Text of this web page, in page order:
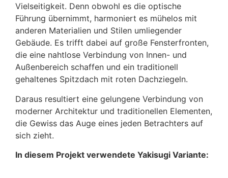
Vielseitigkeit. Denn obwohl es die optische
Führung übernimmt, harmoniert es mühelos mit
anderen Materialien und Stilen umliegender
Gebäude. Es trifft dabei auf große Fensterfronten,
die eine nahtlose Verbindung von Innen- und
Außenbereich schaffen und ein traditionell
gehaltenes Spitzdach mit roten Dachziegeln.
Daraus resultiert eine gelungene Verbindung von
moderner Architektur und traditionellen Elementen,
die Gewiss das Auge eines jeden Betrachters auf
sich zieht.
In diesem Projekt verwendete Yakisugi Variante: